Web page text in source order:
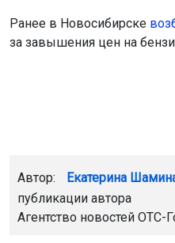
Ранее в Новосибирске
за завышения цен на
Автор: Екатерина
публикации автора
Агентство новостей ОТС-